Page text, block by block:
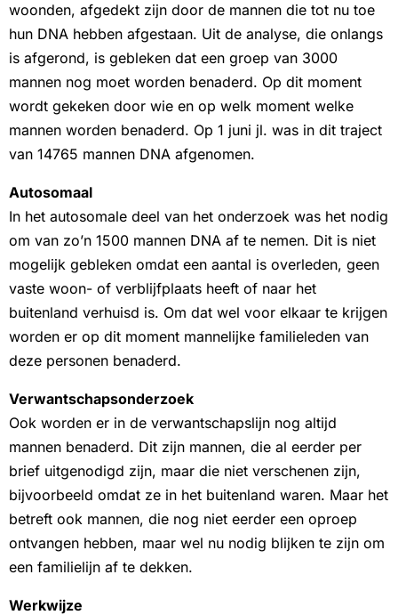
woonden, afgedekt zijn door de mannen die tot nu toe
hun DNA hebben afgestaan. Uit de analyse, die onlangs
is afgerond, is gebleken dat een groep van 3000
mannen nog moet worden benaderd. Op dit moment
wordt gekeken door wie en op welk moment welke
mannen worden benaderd. Op 1 juni jl. was in dit traject
van 14765 mannen DNA afgenomen.
Autosomaal
In het autosomale deel van het onderzoek was het nodig
om van zo’n 1500 mannen DNA af te nemen. Dit is niet
mogelijk gebleken omdat een aantal is overleden, geen
vaste woon- of verblijfplaats heeft of naar het
buitenland verhuisd is. Om dat wel voor elkaar te krijgen
worden er op dit moment mannelijke familieleden van
deze personen benaderd.
Verwantschapsonderzoek
Ook worden er in de verwantschapslijn nog altijd
mannen benaderd. Dit zijn mannen, die al eerder per
brief uitgenodigd zijn, maar die niet verschenen zijn,
bijvoorbeeld omdat ze in het buitenland waren. Maar het
betreft ook mannen, die nog niet eerder een oproep
ontvangen hebben, maar wel nu nodig blijken te zijn om
een familielijn af te dekken.
Werkwijze